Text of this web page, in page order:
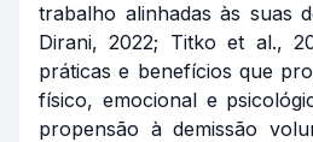
trabalho alinhadas às suas
Dirani, 2022; Titko et al.,
práticas e benefícios que
físico, emocional e
propensão à demissão